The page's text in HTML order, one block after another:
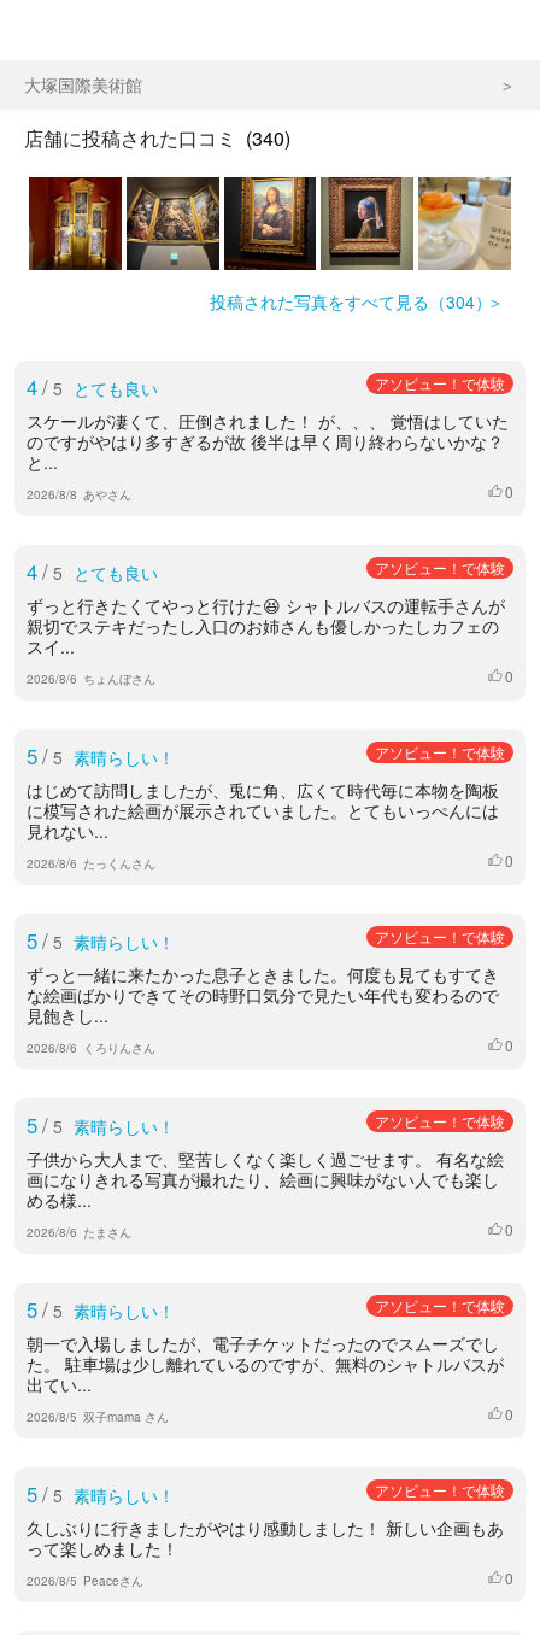
大塚国際美術館
店舗に投稿された口コミ (340)
投稿された写真をすべて見る（304）
4/ 5 とても良い アソビュー！で体験
スケールが凄くて、圧倒されました！ が、、、 覚悟はしていた
のですがやはり多すぎるが故 後半は早く周り終わらないかな？
と...
2026/8/8 あやさん いいね
0
4/ 5 とても良い アソビュー！で体験
ずっと行きたくてやっと行けた😆 シャトルバスの運転手さんが
親切でステキだったし入口のお姉さんも優しかったしカフェの
スイ...
2026/8/6 ちょんぼさん いいね
0
5/ 5 素晴らしい！ アソビュー！で体験
はじめて訪問しましたが、兎に角、広くて時代毎に本物を陶板
に模写された絵画が展示されていました。とてもいっぺんには
見れない...
2026/8/6 たっくんさん いいね
0
5/ 5 素晴らしい！ アソビュー！で体験
ずっと一緒に来たかった息子ときました。何度も見てもすてき
な絵画ばかりできてその時野口気分で見たい年代も変わるので
見飽きし...
2026/8/6 くろりんさん いいね
0
5/ 5 素晴らしい！ アソビュー！で体験
子供から大人まで、堅苦しくなく楽しく過ごせます。 有名な絵
画になりきれる写真が撮れたり、絵画に興味がない人でも楽し
める様...
2026/8/6 たまさん いいね
0
5/ 5 素晴らしい！ アソビュー！で体験
朝一で入場しましたが、電子チケットだったのでスムーズでし
た。 駐車場は少し離れているのですが、無料のシャトルバスが
出てい...
2026/8/5 双子mama さん いいね
0
5/ 5 素晴らしい！ アソビュー！で体験
久しぶりに行きましたがやはり感動しました！ 新しい企画もあ
って楽しめました！
2026/8/5 Peaceさん いいね
0